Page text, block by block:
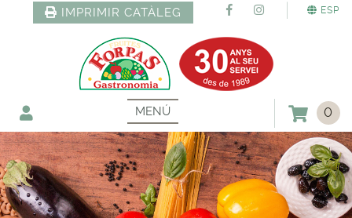
ESP
IMPRIMIR CATÀLEG
MENÚ 0